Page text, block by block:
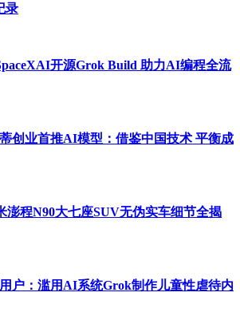
录
开源Grok Build 助力AI编程全流
创业首推AI模型：借鉴中国技术 平衡成
澎程N90大七座SUV无伪实车细节全揭
户：滥用AI系统Grok制作儿童性虐待内